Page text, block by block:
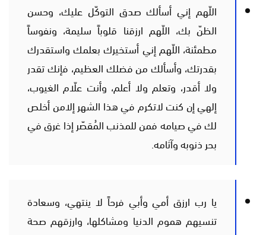
اللّهم إني أسألك صدق التوكّل عليك، وحسن
الظنّ بك، اللّهم ارزقنا قلوباً سليمة، ونفوساً
مطمئنة، اللّهم إني أستخيرك بعلمك واستقدرك
بقدرتك، وأسألك من فضلك العظيم، فإنك تقدر
ولا أقدر، وتعلم ولا أعلم، وأنت علّام الغيوب،
إلهي إن كنت لاتكرم في هذا الشهر إلامن أخلص
لك في صيامه فمن للمذنب المُقصّر إذا غرق في
بحر ذنوبه وآثامه.
يا رب ارزق أمي وأبي فرحاً لا ينتهي، وسعادة
تنسيهم هموم الدنيا ومشاكلها، وارزقهم صحة